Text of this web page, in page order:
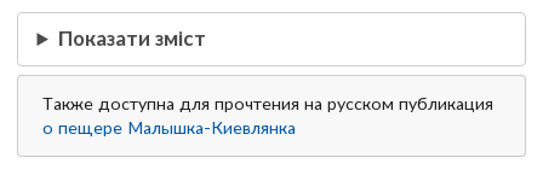
Показати зміст
Также доступна для прочтения на русском публикация
о пещере Малышка-Киевлянка